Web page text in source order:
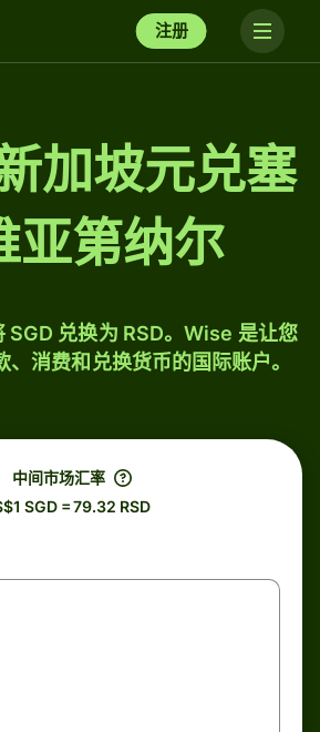
注册
加坡元兑塞
亚第纳尔
SGD 兑换为 RSD。Wise 是让您
、消费和兑换货币的国际账户。
中间市场汇率
SGD = 79.32 RSD